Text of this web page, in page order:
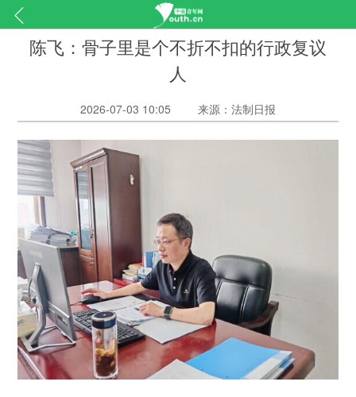
陈飞：骨子里是个不折不扣的行政复议
人
2026-07-03 10:05 来源：法制日报